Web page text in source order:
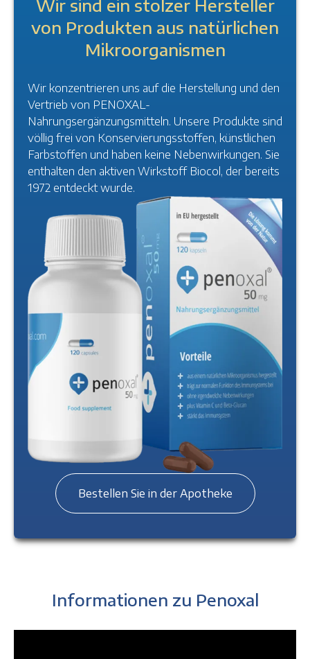
Wir sind ein stolzer Hersteller
von Produkten aus natürlichen
Mikroorganismen
Wir konzentrieren uns auf die Herstellung und den
Vertrieb von PENOXAL-
Nahrungsergänzungsmitteln. Unsere Produkte sind
völlig frei von Konservierungsstoffen, künstlichen
Farbstoffen und haben keine Nebenwirkungen. Sie
enthalten den aktiven Wirkstoff Biocol, der bereits
1972 entdeckt wurde.
Bestellen Sie in der Apotheke
Informationen zu Penoxal